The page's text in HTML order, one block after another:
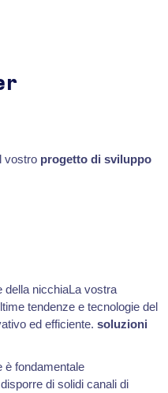
vostro progetto di sviluppo
della nicchiaLa vostra
tendenze e tecnologie del
ed efficiente. soluzioni
è fondamentale
di solidi canali di